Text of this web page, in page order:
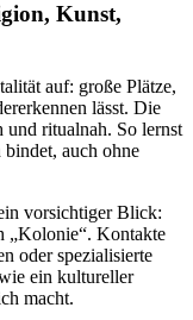
Kunst,
auf: große Plätze,
lässt. Die
ritualnah. So lernst
auch ohne
vorsichtiger Blick:
„Kolonie“. Kontakte
oder spezialisierte
ein kultureller
macht.